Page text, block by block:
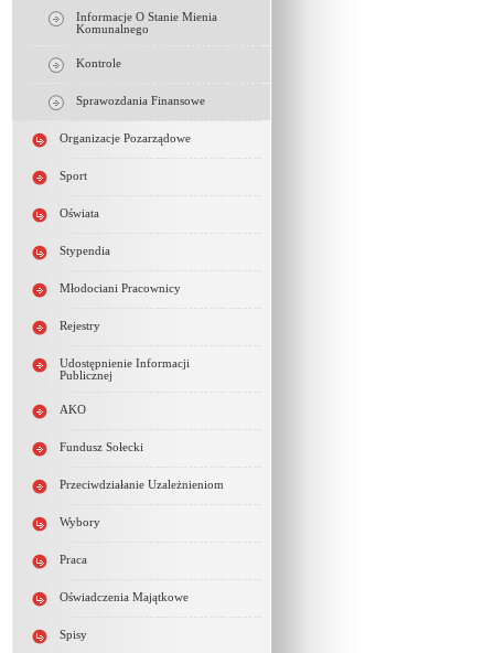
Informacje O Stanie Mienia
Komunalnego
Kontrole
Sprawozdania Finansowe
Organizacje Pozarządowe
Sport
Oświata
Stypendia
Młodociani Pracownicy
Rejestry
Udostępnienie Informacji
Publicznej
AKO
Fundusz Sołecki
Przeciwdziałanie Uzależnieniom
Wybory
Praca
Oświadczenia Majątkowe
Spisy